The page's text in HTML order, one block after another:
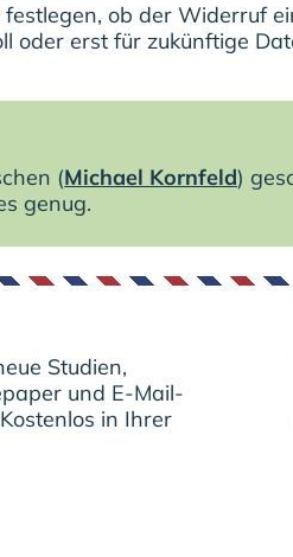
ob der Widerruf
erst für zukünftige
(Michael Kornfeld)
genug.
Studien,
und E-Mail-
in Ihrer